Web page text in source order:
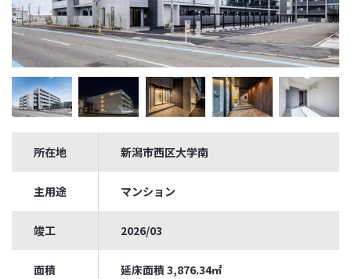
所在地 新潟市西区大学南
主用途 マンション
竣工 2026/03
面積 延床面積 3,876.34㎡